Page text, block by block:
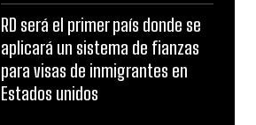
RD será el primer país donde se
aplicará un sistema de fianzas
para visas de inmigrantes en
Estados unidos